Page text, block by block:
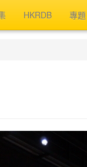
HKRDB 專題